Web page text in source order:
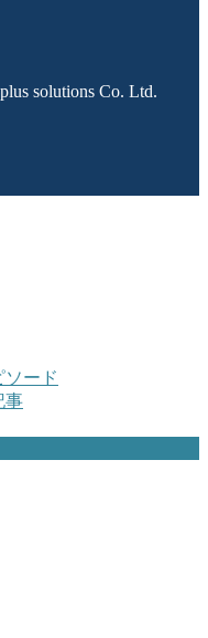
solutions Co. Ltd.
ソード
事